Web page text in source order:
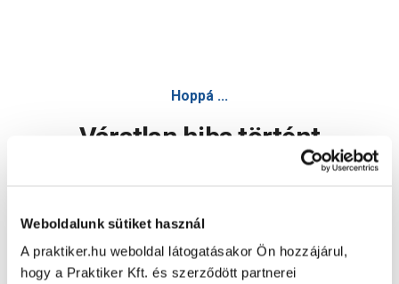
Weboldalunk sütiket használ
A praktiker.hu weboldal látogatásakor Ön hozzájárul,
hogy a Praktiker Kft. és szerződött partnerei
Hoppá ...
Váratlan hiba történt
Oldal újratöltése